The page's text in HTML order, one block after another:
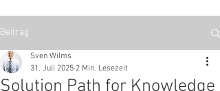
Beitrag
Solution Path for Knowledge
Sven Wilms
31. Juli 2025 2 Min. Lesezeit